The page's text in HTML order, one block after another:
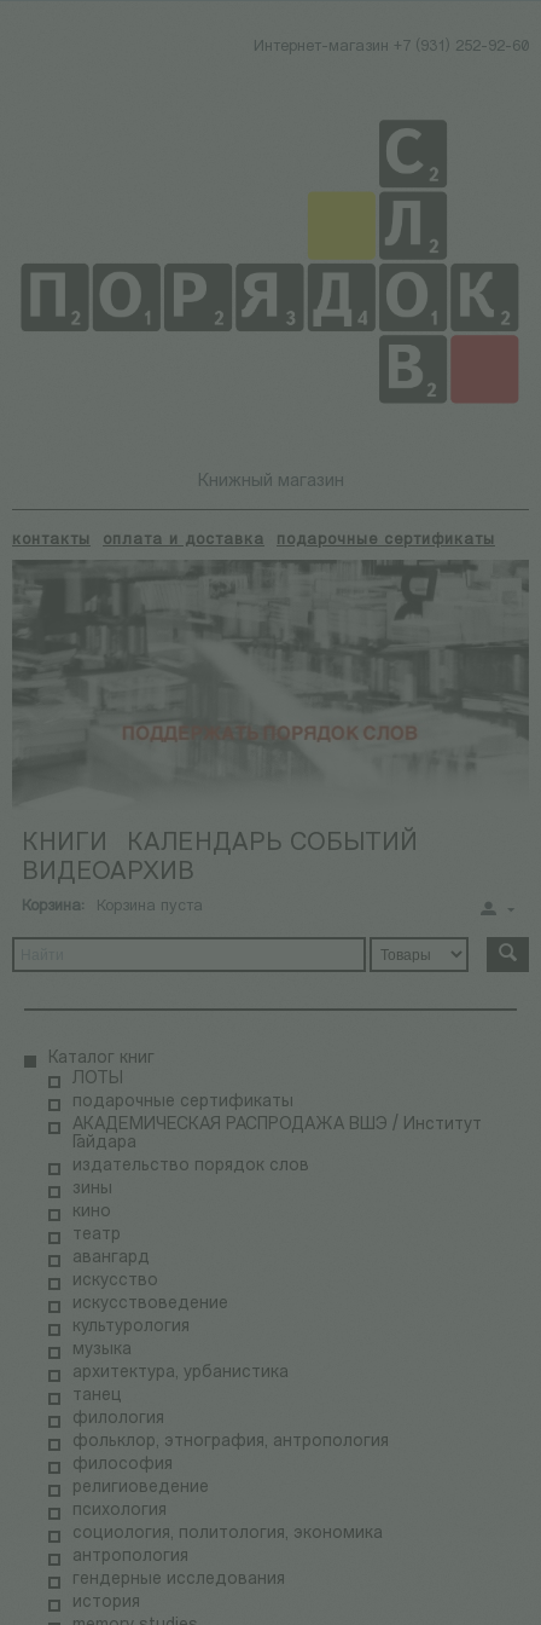
Интернет-магазин +7 (931) 252-92-60
Книжный магазин
контакты оплата и доставка подарочные сертификаты
КНИГИ
КАЛЕНДАРЬ СОБЫТИЙ
ВИДЕОАРХИВ
Корзина: Корзина пуста
Каталог книг
ЛОТЫ
подарочные сертификаты
АКАДЕМИЧЕСКАЯ РАСПРОДАЖА ВШЭ / Институт
Гайдара
издательство порядок слов
зины
кино
театр
авангард
искусство
искусствоведение
культурология
музыка
архитектура, урбанистика
танец
филология
фольклор, этнография, антропология
философия
религиоведение
психология
социология, политология, экономика
антропология
гендерные исследования
история